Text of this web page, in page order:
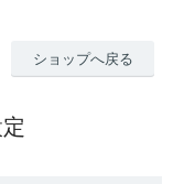
ショップへ戻る